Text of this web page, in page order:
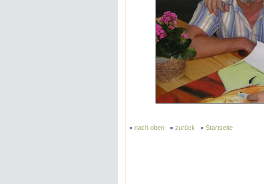
nach oben zurück Startseite